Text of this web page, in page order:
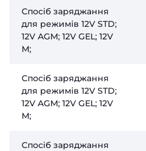
Спосіб заряджання
для режимів 12V STD;
12V AGM; 12V GEL; 12V
М;
Спосіб заряджання
для режимів 12V STD;
12V AGM; 12V GEL; 12V
М;
Спосіб заряджання